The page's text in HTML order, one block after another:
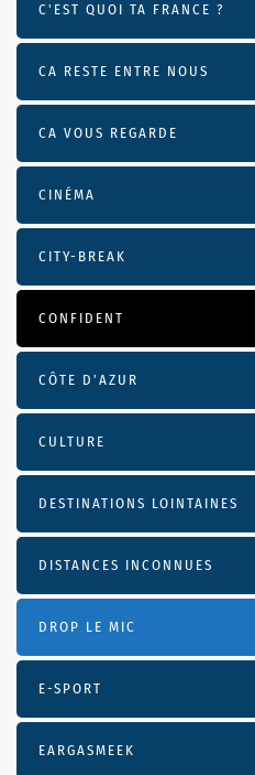
C'EST QUOI TA FRANCE ?
CA RESTE ENTRE NOUS
CA VOUS REGARDE
CINÉMA
CITY-BREAK
CONFIDENT
CÔTE D’AZUR
CULTURE
DESTINATIONS LOINTAINES
DISTANCES INCONNUES
DROP LE MIC
E-SPORT
EARGASMEEK